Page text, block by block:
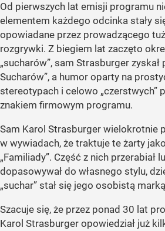
Od pierwszych lat emisji programu
elementem każdego odcinka stały
opowiadane przez prowadzącego
rozgrywki. Z biegiem lat zaczęto
„sucharów”, sam Strasburger
Sucharów”, a humor oparty na
stereotypach i celowo „czerstwych”
znakiem firmowym programu.
Sam Karol Strasburger wielokrotnie
w wywiadach, że traktuje te żarty
„Familiady”. Część z nich przerabiał
dopasowywał do własnego stylu,
„suchar” stał się jego osobistą
Szacuje się, że przez ponad 30 lat
Karol Strasburger opowiedział już